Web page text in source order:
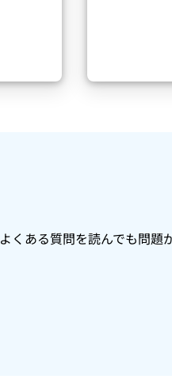
よくある質問を読んでも問題